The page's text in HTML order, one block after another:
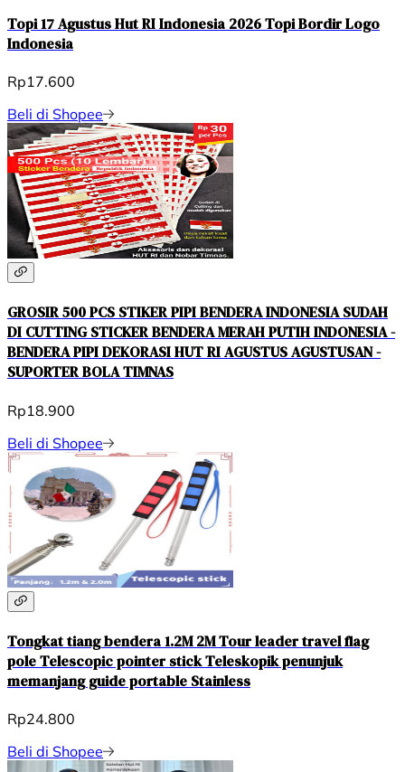
Topi 17 Agustus Hut RI Indonesia 2026 Topi Bordir Logo
Indonesia
Rp17.600
Beli di Shopee
GROSIR 500 PCS STIKER PIPI BENDERA INDONESIA SUDAH
DI CUTTING STICKER BENDERA MERAH PUTIH INDONESIA -
BENDERA PIPI DEKORASI HUT RI AGUSTUS AGUSTUSAN -
SUPORTER BOLA TIMNAS
Rp18.900
Beli di Shopee
Tongkat tiang bendera 1.2M 2M Tour leader travel flag
pole Telescopic pointer stick Teleskopik penunjuk
memanjang guide portable Stainless
Rp24.800
Beli di Shopee